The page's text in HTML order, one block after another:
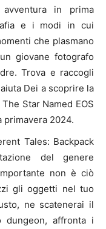
in prima
e i modi in cui
che plasmano
giovane fotografo
Trova e raccogli
Dei a scoprire la
Star Named EOS
primavera 2024.
Tales: Backpack
del genere
non è ciò
gli oggetti nel tuo
ne scatenerai il
dungeon, affronta i